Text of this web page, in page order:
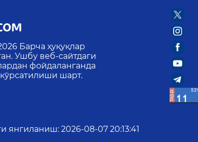
Барча ҳуқуқлар
Ушбу веб-сайтдаги
фойдаланганда
шарт.
янгиланиш: 2026-08-07 20:13:41